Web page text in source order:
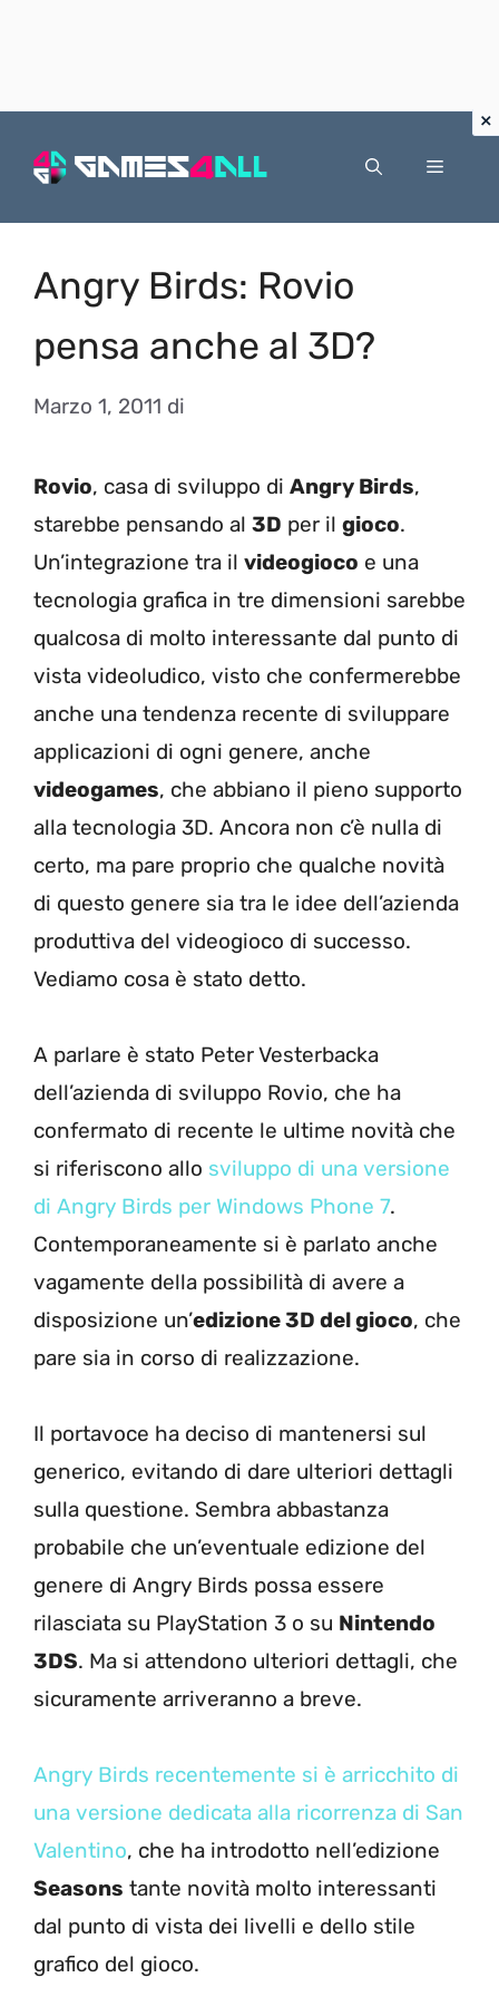
Menu
Angry Birds: Rovio
pensa anche al 3D?
Marzo 1, 2011 di
Rovio, casa di sviluppo di Angry Birds,
starebbe pensando al 3D per il gioco.
Un’integrazione tra il videogioco e una
tecnologia grafica in tre dimensioni sarebbe
qualcosa di molto interessante dal punto di
vista videoludico, visto che confermerebbe
anche una tendenza recente di sviluppare
applicazioni di ogni genere, anche
videogames, che abbiano il pieno supporto
alla tecnologia 3D. Ancora non c’è nulla di
certo, ma pare proprio che qualche novità
di questo genere sia tra le idee dell’azienda
produttiva del videogioco di successo.
Vediamo cosa è stato detto.
A parlare è stato Peter Vesterbacka
dell’azienda di sviluppo Rovio, che ha
confermato di recente le ultime novità che
si riferiscono allo sviluppo di una versione
di Angry Birds per Windows Phone 7.
Contemporaneamente si è parlato anche
vagamente della possibilità di avere a
disposizione un’edizione 3D del gioco, che
pare sia in corso di realizzazione.
Il portavoce ha deciso di mantenersi sul
generico, evitando di dare ulteriori dettagli
sulla questione. Sembra abbastanza
probabile che un’eventuale edizione del
genere di Angry Birds possa essere
rilasciata su PlayStation 3 o su Nintendo
3DS. Ma si attendono ulteriori dettagli, che
sicuramente arriveranno a breve.
Angry Birds recentemente si è arricchito di
una versione dedicata alla ricorrenza di San
Valentino, che ha introdotto nell’edizione
Seasons tante novità molto interessanti
dal punto di vista dei livelli e dello stile
grafico del gioco.